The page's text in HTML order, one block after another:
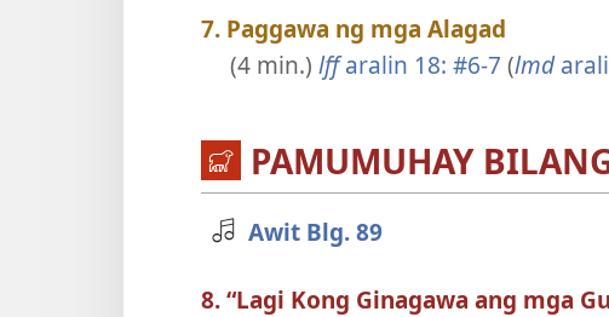
7. Paggawa ng mga Alagad
(4 min.) lffaralin 18: #6-7 (lmd
PAMUMUHAY
Awit Blg. 89
8. “Lagi Kong Ginagawa ang mga